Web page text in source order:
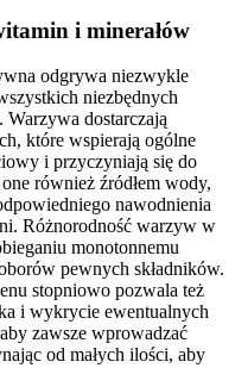
i minerałów
odgrywa niezwykle
niezbędnych
dostarczają
które wspierają ogólne
i przyczyniają się do
również źródłem wody,
nawodnienia
Różnorodność warzyw w
monotonnemu
pewnych składników.
stopniowo pozwala też
i wykrycie ewentualnych
zawsze wprowadzać
od małych ilości, aby